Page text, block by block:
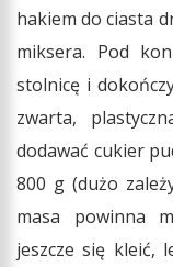
hakiem do ciasta
miksera. Pod
stolnicę i
zwarta,
dodawać cukier
800 g (dużo
masa powinna
jeszcze się kleić,